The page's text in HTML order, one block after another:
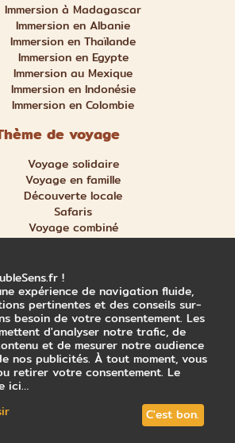
Immersion à Madagascar
Immersion en Albanie
Immersion en Thaïlande
Immersion en Egypte
Immersion au Mexique
Immersion en Indonésie
Immersion en Colombie
de voyage
Voyage solidaire
Voyage en famille
Découverte locale
Safaris
Voyage combiné
Nature et aventure
x Trace Directe
!
expérience de navigation fluide,
pertinentes et des conseils sur-
besoin de votre consentement. Les
d'analyser notre trafic, de
et de mesurer notre audience
nos publicités. À tout moment, vous
retirer votre consentement. Le
ici…
C'est bon.